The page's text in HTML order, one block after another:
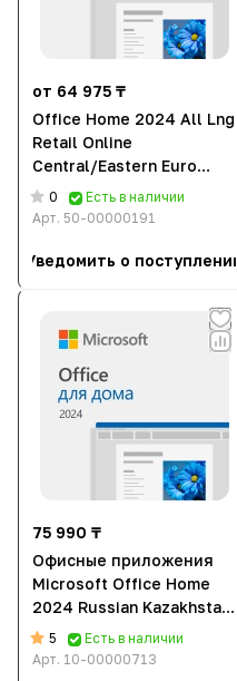
от 64 975 ₸
Office Home 2024 All Lng
Retail Online
Central/Eastern Euro
Only Dwn
0
Есть в наличии
Арт. 50-00000191
Уведомить о поступлении
75 990 ₸
Офисные приложения
Microsoft Office Home
2024 Russian Kazakhstan
Only Medialess (EP2-
06868)
5
Есть в наличии
Арт. 10-00000713